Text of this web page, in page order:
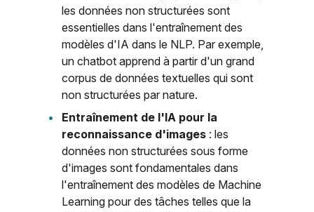
les données non structurées sont
essentielles dans l'entraînement des
modèles d'IA dans le NLP. Par exemple,
un chatbot apprend à partir d'un grand
corpus de données textuelles qui sont
non structurées par nature.
Entraînement de l'IA pour la
reconnaissance d'images: les
données non structurées sous forme
d'images sont fondamentales dans
l'entraînement des modèles de Machine
Learning pour des tâches telles que la